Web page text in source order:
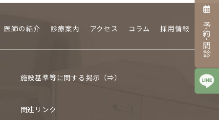
医師の紹介 診療案内 アクセス コラム 採用情報
施設基準等に関する掲示（⇒）
関連リンク
予約･問診